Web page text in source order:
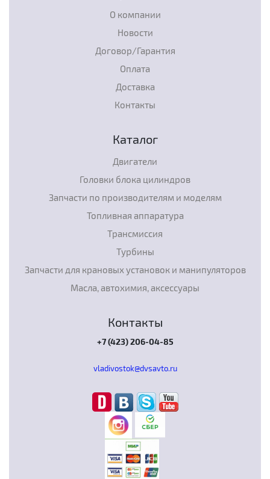
О компании
Новости
Договор/Гарантия
Оплата
Доставка
Контакты
Каталог
Двигатели
Головки блока цилиндров
Запчасти по производителям и моделям
Топливная аппаратура
Трансмиссия
Турбины
Запчасти для крановых установок и манипуляторов
Масла, автохимия, аксессуары
Контакты
+7 (423) 206-04-85
vladivostok@dvsavto.ru